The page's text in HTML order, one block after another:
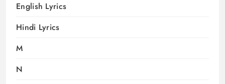
English Lyrics
Hindi Lyrics
M
N